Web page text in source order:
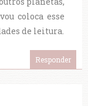
coloca esse
de leitura.
Responder